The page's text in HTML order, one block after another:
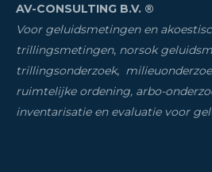
AV-CONSULTING B.V. ®
Voor geluidsmetingen en
trillingsmetingen, norsok
trillingsonderzoek,
ruimtelijke ordening, arbo-
inventarisatie en evaluatie voor